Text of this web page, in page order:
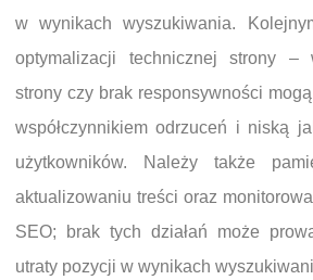
w wynikach wyszukiwania.
optymalizacji technicznej strony –
strony czy brak responsywności
współczynnikiem odrzuceń i niską
użytkowników. Należy także
aktualizowaniu treści oraz
SEO; brak tych działań może
utraty pozycji w wynikach